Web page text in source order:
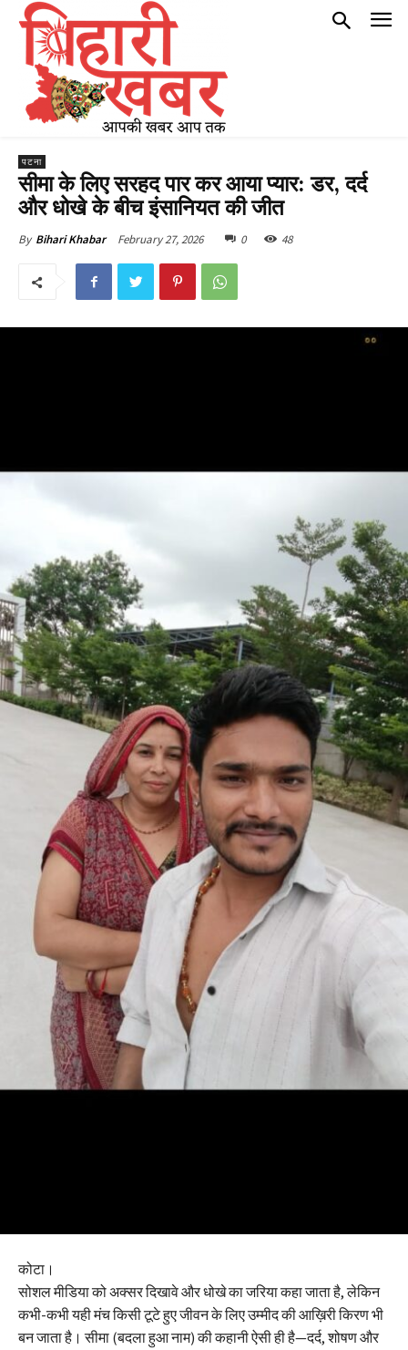
पटना
सीमा के लिए सरहद पार कर आया प्यार: डर, दर्द
और धोखे के बीच इंसानियत की जीत
By Bihari Khabar February 27, 2026 0 48
कोटा।
सोशल मीडिया को अक्सर दिखावे और धोखे का जरिया कहा जाता है, लेकिन
कभी-कभी यही मंच किसी टूटे हुए जीवन के लिए उम्मीद की आख़िरी किरण भी
बन जाता है। सीमा (बदला हुआ नाम) की कहानी ऐसी ही है—दर्द, शोषण और